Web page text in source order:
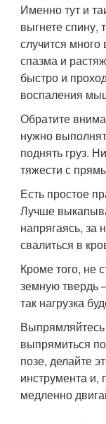
Именно тут и
выгнете
случится много
спазма и
быстро и
воспаления
Обратите
нужно
поднять груз.
тяжести с
Есть простое
Лучше
напрягаясь, за
свалиться в
Кроме того, не
земную твердь
так нагрузка
Выпрямляйтесь
выпрямиться
позе, делайте
инструмента и,
медленно